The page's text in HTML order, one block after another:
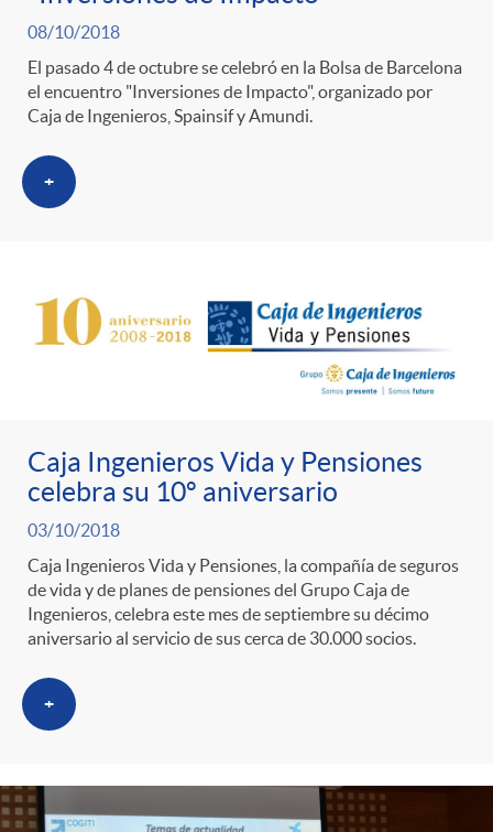
08/10/2018
El pasado 4 de octubre se celebró en la Bolsa de Barcelona
el encuentro "Inversiones de Impacto", organizado por
Caja de Ingenieros, Spainsif y Amundi.
+
Caja Ingenieros Vida y Pensiones
celebra su 10º aniversario
03/10/2018
Caja Ingenieros Vida y Pensiones, la compañía de seguros
de vida y de planes de pensiones del Grupo Caja de
Ingenieros, celebra este mes de septiembre su décimo
aniversario al servicio de sus cerca de 30.000 socios.
+